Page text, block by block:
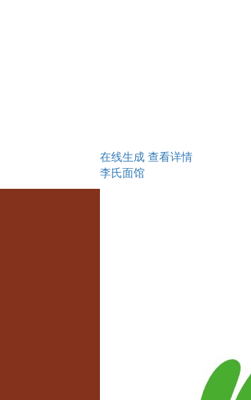
在线生成 查看详情
李氏面馆